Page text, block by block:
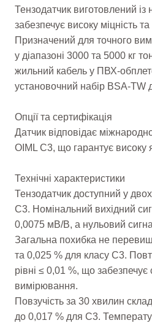
Тензодатчик виготовлений із
забезпечує високу міцність та
Призначений для точного
у діапазоні 3000 та 5000 кг
жильний кабель у ПВХ-
установочний набір BSA-TW
Опції та сертифікація
Датчик відповідає
OIML C3, що гарантує високу
Технічні характеристики
Тензодатчик доступний у
C3. Номінальний вихідний
0,0075 мВ/В, а нульовий
Загальна похибка не
та 0,025 % для класу C3.
рівні ≤ 0,01 %, що забезпечує
вимірювання.
Повзучість за 30 хвилин
до 0,017 % для C3.